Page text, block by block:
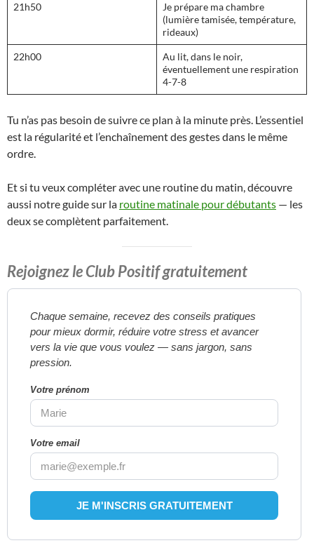
21h50
Je prépare ma chambre
(lumière tamisée, température,
rideaux)
22h00
Au lit, dans le noir,
éventuellement une respiration
4-7-8
Tu n’as pas besoin de suivre ce plan à la minute près. L’essentiel
est la régularité et l’enchaînement des gestes dans le même
ordre.
Et si tu veux compléter avec une routine du matin, découvre
aussi notre guide sur la routine matinale pour débutants — les
deux se complètent parfaitement.
Rejoignez le Club Positif gratuitement
Chaque semaine, recevez des conseils pratiques
pour mieux dormir, réduire votre stress et avancer
vers la vie que vous voulez — sans jargon, sans
pression.
Votre prénom
Votre email